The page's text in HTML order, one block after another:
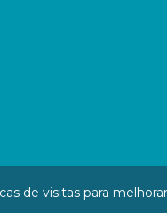
de visitas para